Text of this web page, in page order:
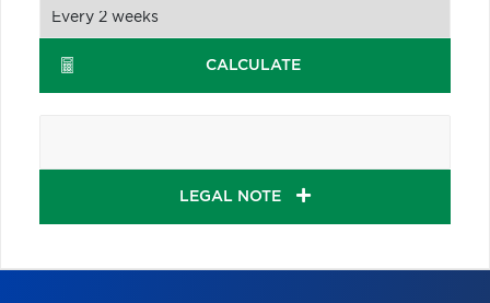
CALCULATE
LEGAL NOTE